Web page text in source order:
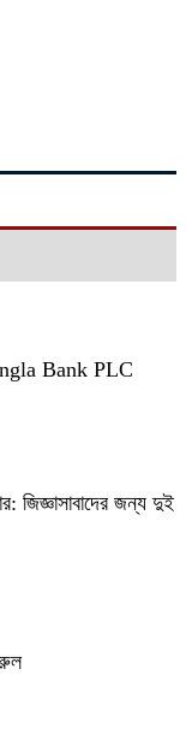
Bank PLC
জিজ্ঞাসাবাদের জন্য দুই